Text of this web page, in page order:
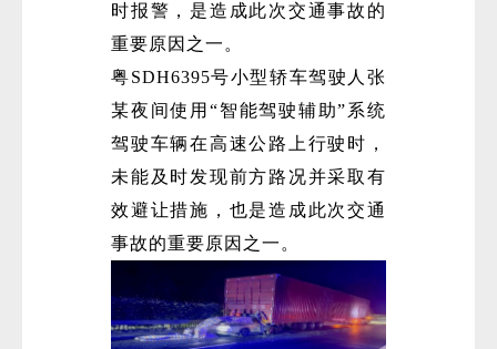
时报警，是造成此次交通事故的
重要原因之一。
粤SDH6395号小型轿车驾驶人张
某夜间使用“智能驾驶辅助”系统
驾驶车辆在高速公路上行驶时，
未能及时发现前方路况并采取有
效避让措施，也是造成此次交通
事故的重要原因之一。